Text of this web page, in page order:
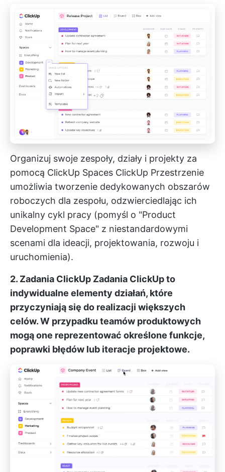
Organizuj swoje zespoły, działy i projekty za
pomocą ClickUp Spaces ClickUp Przestrzenie
umożliwia tworzenie dedykowanych obszarów
roboczych dla zespołu, odzwierciedlając ich
unikalny cykl pracy (pomyśl o "Product
Development Space" z niestandardowymi
scenami dla ideacji, projektowania, rozwoju i
uruchomienia).
2. Zadania ClickUp Zadania ClickUpto
indywidualne elementy działań, które
przyczyniają się do realizacji większych
celów. W przypadku teamów produktowych
mogą one reprezentować określone funkcje,
poprawki błędów lub iteracje projektowe.